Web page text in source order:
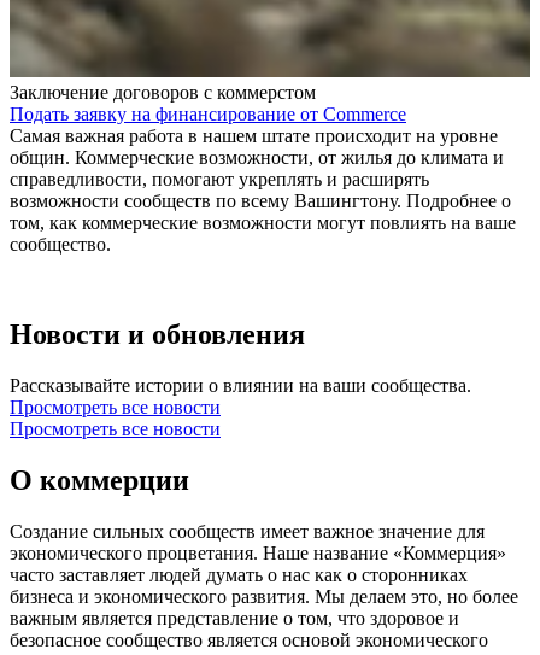
Заключение договоров с коммерстом
Подать заявку на финансирование от Commerce
Самая важная работа в нашем штате происходит на уровне
общин. Коммерческие возможности, от жилья до климата и
справедливости, помогают укреплять и расширять
возможности сообществ по всему Вашингтону. Подробнее о
том, как коммерческие возможности могут повлиять на ваше
сообщество.
Новости и обновления
Рассказывайте истории о влиянии на ваши сообщества.
Просмотреть все новости
Просмотреть все новости
О коммерции
Создание сильных сообществ имеет важное значение для
экономического процветания. Наше название «Коммерция»
часто заставляет людей думать о нас как о сторонниках
бизнеса и экономического развития. Мы делаем это, но более
важным является представление о том, что здоровое и
безопасное сообщество является основой экономического